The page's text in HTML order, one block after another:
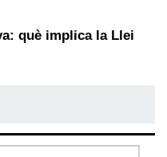
què implica la Llei